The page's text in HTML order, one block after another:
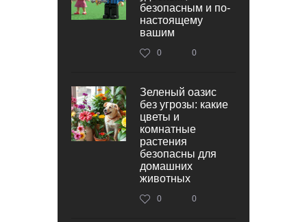
безопасным и по-
настоящему
вашим
0 0
Зеленый оазис
без угрозы: какие
цветы и
комнатные
растения
безопасны для
домашних
животных
0 0